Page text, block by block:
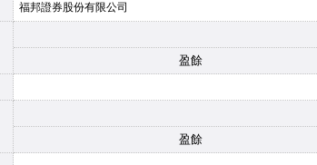
福邦證券股份有限公司
盈餘
盈餘